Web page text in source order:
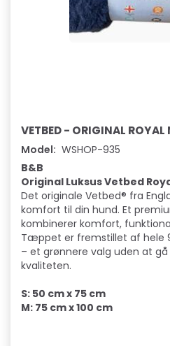
VETBED - ORIGINAL ROYAL
Model: WSHOP-935
B&B
Original Luksus Vetbed
Det originale Vetbed® fra
komfort til din hund. Et
kombinerer komfort,
Tæppet er fremstillet af hele
– et grønnere valg uden at
kvaliteten.
S: 50 cm x 75 cm
M: 75 cm x 100 cm